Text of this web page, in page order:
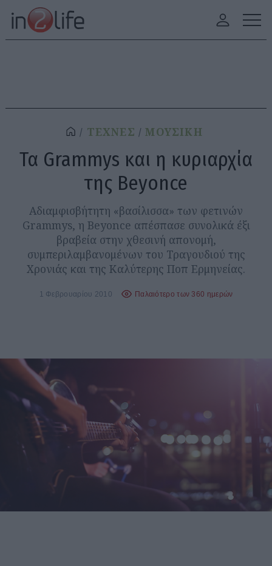
ΤΕΧΝΕΣ ΜΟΥΣΙΚΗ
Τα Grammys και η κυριαρχία
της Beyonce
Αδιαμφισβήτητη «βασίλισσα» των φετινών
Grammys, η Beyonce απέσπασε συνολικά έξι
βραβεία στην χθεσινή απονομή,
συμπεριλαμβανομένων του Τραγουδιού της
Χρονιάς και της Καλύτερης Ποπ Ερμηνείας.
1 Φεβρουαρίου 2010 Παλαιότερο των 360 ημερών